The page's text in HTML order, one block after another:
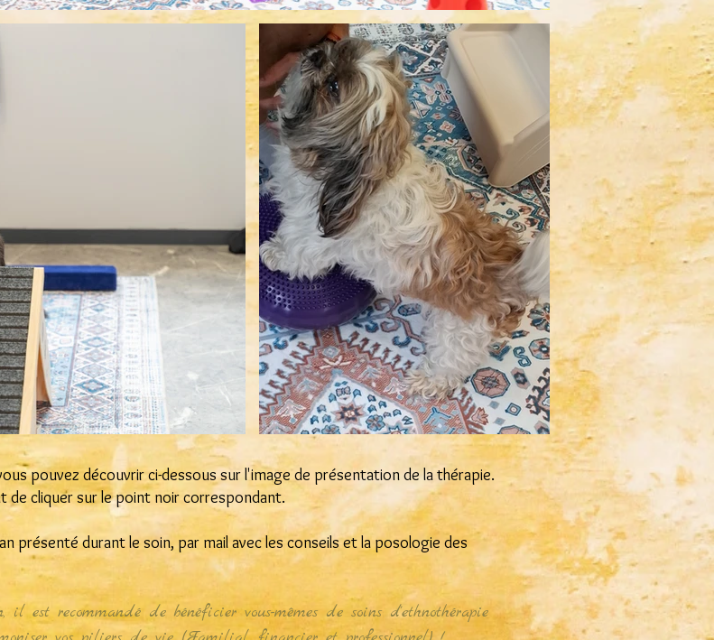
pouvez découvrir ci-dessous sur l'image de présentation de la thérapie.
de cliquer sur le point noir correspondant.
présenté durant le soin, par mail avec les conseils et la posologie des
recommandé de bénéficier vous-mêmes de soins d'ethnothérapie